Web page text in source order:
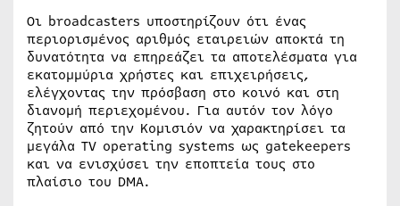
Οι broadcasters υποστηρίζουν ότι ένας
περιορισμένος αριθμός εταιρειών αποκτά τη
δυνατότητα να επηρεάζει τα αποτελέσματα για
εκατομμύρια χρήστες και επιχειρήσεις,
ελέγχοντας την πρόσβαση στο κοινό και στη
διανομή περιεχομένου. Για αυτόν τον λόγο
ζητούν από την Κομισιόν να χαρακτηρίσει τα
μεγάλα TV operating systems ως gatekeepers
και να ενισχύσει την εποπτεία τους στο
πλαίσιο του DMA.